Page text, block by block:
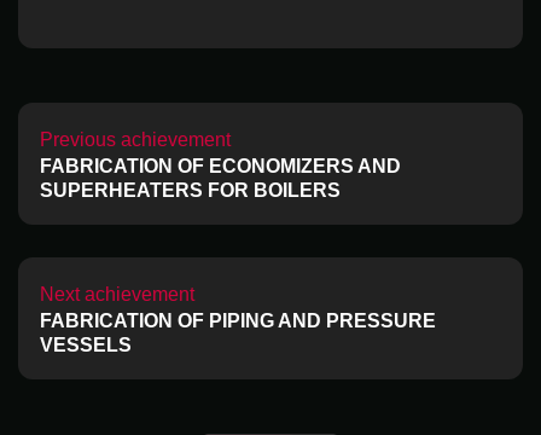
Previous achievement
FABRICATION OF ECONOMIZERS AND
SUPERHEATERS FOR BOILERS
Next achievement
FABRICATION OF PIPING AND PRESSURE
VESSELS
Restez à l'affût en vous